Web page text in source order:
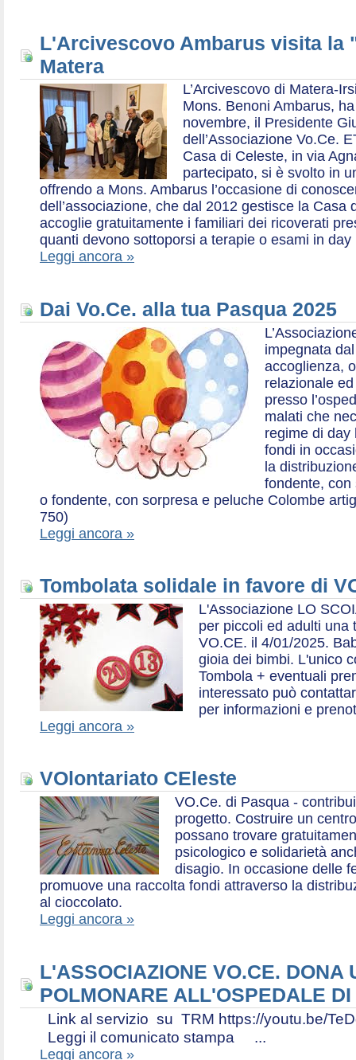
L'Arcivescovo Ambarus visita la
Matera
L’Arcivescovo di Matera-
Mons. Benoni Ambarus,
novembre, il Presidente
dell’Associazione Vo.Ce.
Casa di Celeste, in via
partecipato, si è svolto in
offrendo a Mons. Ambarus l’occasione di
dell’associazione, che dal 2012 gestisce la Casa
accoglie gratuitamente i familiari dei ricoverati
quanti devono sottoporsi a terapie o esami in day
Leggi ancora »
Dai Vo.Ce. alla tua Pasqua 2025
impegnata
accoglienza,
relazionale
presso
malati che
regime di day
fondi in
la
fondente, con
o fondente, con sorpresa e peluche Colombe
750)
Leggi ancora »
Tombolata solidale in favore di
L'Associazione LO
per piccoli ed adulti una
VO.CE. il 4/01/2025.
gioia dei bimbi. L'unico
Tombola + eventuali
interessato può
per informazioni e
Leggi ancora »
VOlontariato CEleste
VO.Ce. di Pasqua -
progetto. Costruire un
possano trovare
psicologico e solidarietà
disagio. In occasione delle
promuove una raccolta fondi attraverso la
al cioccolato.
Leggi ancora »
L'ASSOCIAZIONE VO.CE. DONA
POLMONARE ALL'OSPEDALE
Link al servizio su TRM https://youtu.be/
Leggi il comunicato stampa ...
Leggi ancora »